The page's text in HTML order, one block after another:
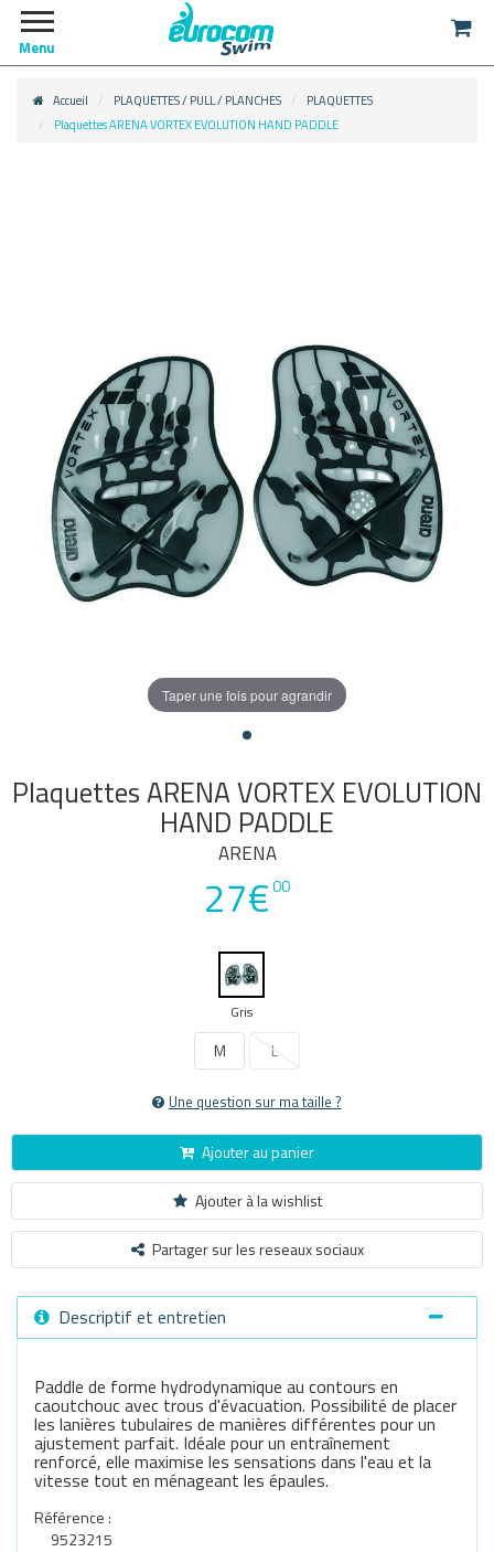
Menu
Accueil PLAQUETTES / PULL / PLANCHES
PLAQUETTES
Plaquettes ARENA VORTEX EVOLUTION HAND PADDLE
Taper une fois pour agrandir
Plaquettes ARENA VORTEX EVOLUTION
HAND PADDLE
ARENA
27€00
Gris
M L
Une question sur ma taille ?
Ajouter au panier
Ajouter à la wishlist
Partager sur les reseaux sociaux
Descriptif et entretien
Paddle de forme hydrodynamique au contours en
caoutchouc avec trous d'évacuation. Possibilité de placer
les lanières tubulaires de manières différentes pour un
ajustement parfait. Idéale pour un entraînement
renforcé, elle maximise les sensations dans l'eau et la
vitesse tout en ménageant les épaules.
Référence :
9523215